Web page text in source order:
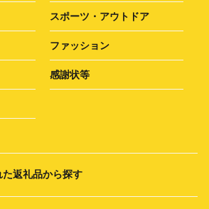
スポーツ・アウトドア
ファッション
感謝状等
返礼品から探す